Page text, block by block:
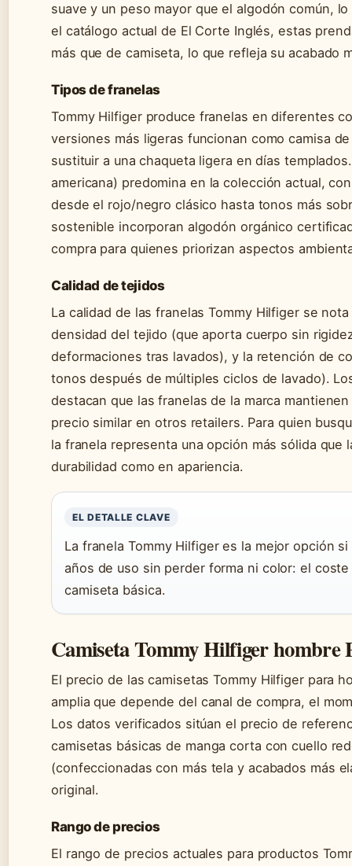
suave y un peso mayor que el algodón común,
el catálogo actual de El Corte Inglés, estas
más que de camiseta, lo que refleja su acabado
Tipos de franelas
Tommy Hilfiger produce franelas en diferentes
versiones más ligeras funcionan como camisa
sustituir a una chaqueta ligera en días
americana) predomina en la colección actual,
desde el rojo/negro clásico hasta tonos más
sostenible incorporan algodón orgánico
compra para quienes priorizan aspectos
Calidad de tejidos
La calidad de las franelas Tommy Hilfiger se
densidad del tejido (que aporta cuerpo sin
deformaciones tras lavados), y la retención de
tonos después de múltiples ciclos de lavado).
destacan que las franelas de la marca
precio similar en otros retailers. Para quien
la franela representa una opción más sólida que
durabilidad como en apariencia.
EL DETALLE CLAVE
La franela Tommy Hilfiger es la mejor opción
años de uso sin perder forma ni color: el
camiseta básica.
Camiseta Tommy Hilfiger hombre
El precio de las camisetas Tommy Hilfiger para
amplia que depende del canal de compra, el
Los datos verificados sitúan el precio de
camisetas básicas de manga corta con cuello
(confeccionadas con más tela y acabados más
original.
Rango de precios
El rango de precios actuales para productos